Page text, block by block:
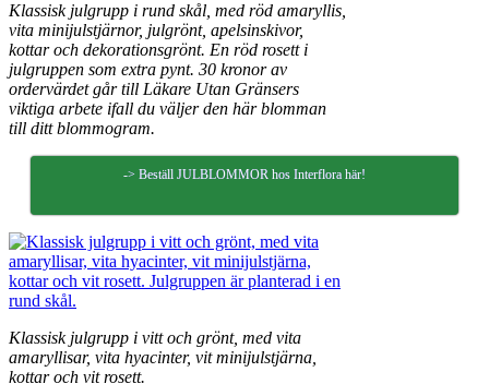
Klassisk julgrupp i rund skål, med röd amaryllis,
vita minijulstjärnor, julgrönt, apelsinskivor,
kottar och dekorationsgrönt. En röd rosett i
julgruppen som extra pynt. 30 kronor av
ordervärdet går till Läkare Utan Gränsers
viktiga arbete ifall du väljer den här blomman
till ditt blommogram.
-> Beställ JULBLOMMOR hos Interflora här!
Klassisk julgrupp i vitt och grönt, med vita
amaryllisar, vita hyacinter, vit minijulstjärna,
kottar och vit rosett.